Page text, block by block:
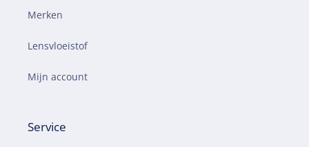
Merken
Lensvloeistof
Mijn account
Service